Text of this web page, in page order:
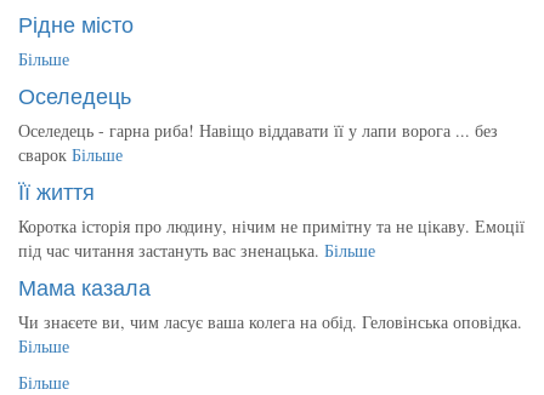
Рідне місто
Більше
Оселедець
Оселедець - гарна риба! Навіщо віддавати її у лапи ворога ... без
сварок Більше
Її життя
Коротка історія про людину, нічим не примітну та не цікаву. Емоції
під час читання застануть вас зненацька. Більше
Мама казала
Чи знаєете ви, чим ласує ваша колега на обід. Геловінська оповідка.
Більше
Більше